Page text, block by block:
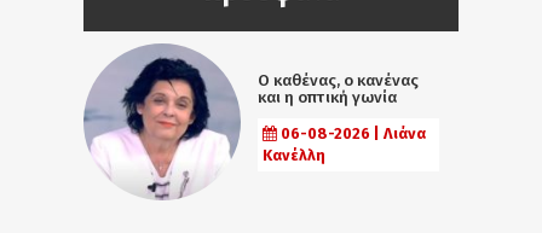
Ο καθένας, ο κανένας
και η οπτική γωνία
06-08-2026 | Λιάνα
Κανέλλη